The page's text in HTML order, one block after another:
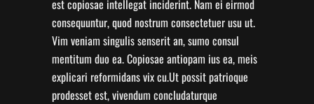
est copiosae intellegat inciderint. Nam ei eirmod
consequuntur, quod nostrum consectetuer usu ut.
Vim veniam singulis senserit an, sumo consul
mentitum duo ea. Copiosae antiopam ius ea, meis
explicari reformidans vix cu.Ut possit patrioque
prodesset est, vivendum concludaturque